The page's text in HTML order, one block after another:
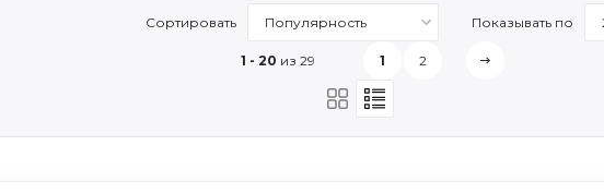
Сортировать Показывать по
1 - 20 из 29 1 2